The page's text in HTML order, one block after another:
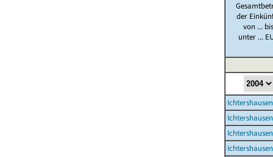
der
von ...
unter ...
Ichtershausen
Ichtershausen
Ichtershausen
Ichtershausen